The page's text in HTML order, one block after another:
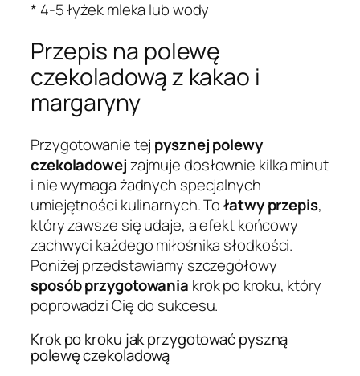
* 4-5 łyżek mleka lub wody
Przepis na polewę
czekoladową z kakao i
margaryny
Przygotowanie tej pysznej polewy
czekoladowejzajmuje dosłownie kilka minut
i nie wymaga żadnych specjalnych
umiejętności kulinarnych. Tołatwy przepis,
który zawsze się udaje, a efekt końcowy
zachwyci każdego miłośnika słodkości.
Poniżej przedstawiamy szczegółowy
sposób przygotowania krok po kroku, który
poprowadzi Cię do sukcesu.
Krok po kroku jak przygotować pyszną
polewę czekoladową